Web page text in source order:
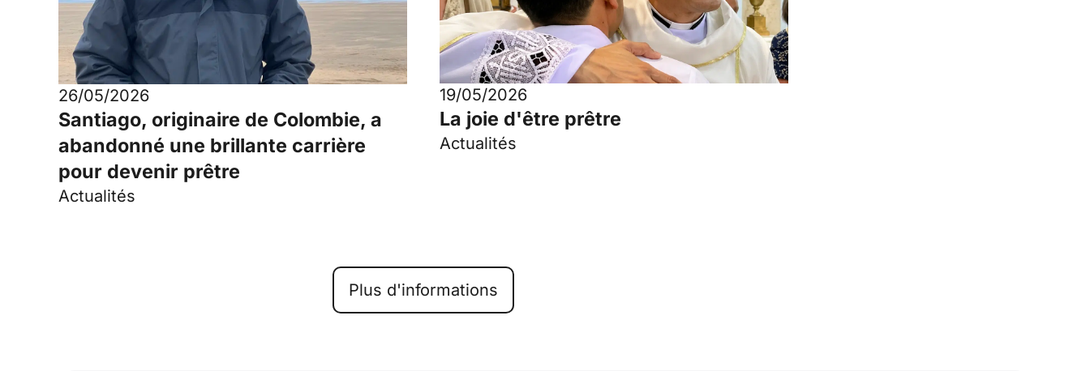
26/05/2026
Santiago, originaire de Colombie, a
abandonné une brillante carrière
pour devenir prêtre
Actualités
19/05/2026
La joie d'être prêtre
Actualités
Plus d'informations